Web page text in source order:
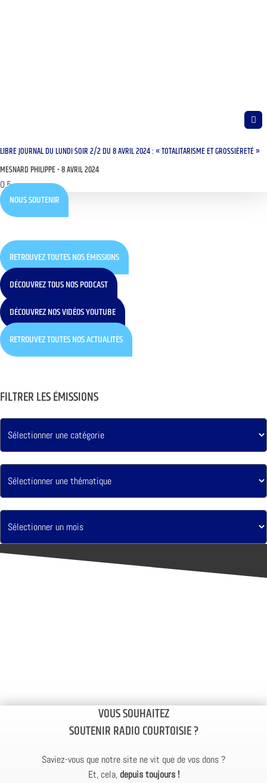
LIBRE JOURNAL DU LUNDI SOIR 2/2 DU 8 AVRIL 2024 : « TOTALITARISME ET GROSSIÈRETÉ »
MESNARD PHILIPPE 8 AVRIL 2024
NOUS SOUTENIR
RETROUVEZ TOUTES NOS ÉMISSIONS
DÉCOUVREZ TOUS NOS PODCAST
DÉCOUVREZ NOS VIDÉOS YOUTUBE
RETROUVEZ TOUTES NOS ACTUALITÉS
FILTRER LES ÉMISSIONS
VOUS SOUHAITEZ
SOUTENIR RADIO COURTOISIE ?
Saviez-vous que notre site ne vit que de vos dons ?
Et, cela, depuis toujours !